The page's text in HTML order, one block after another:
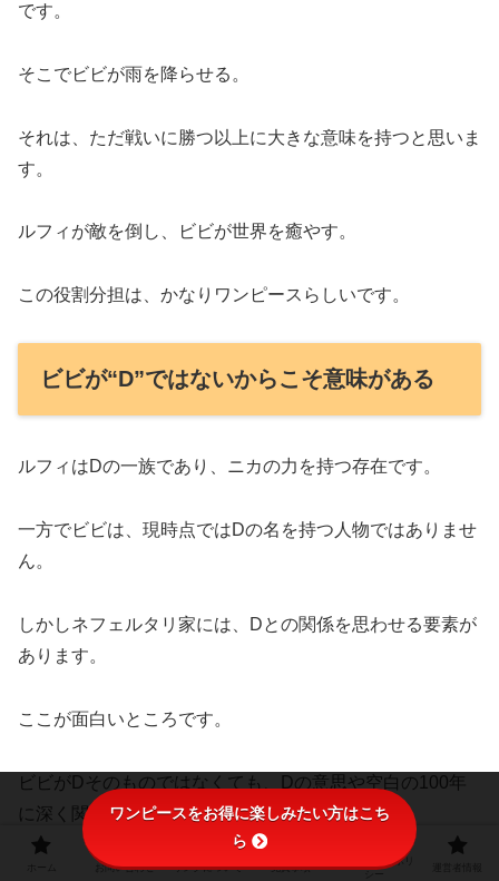
です。
そこでビビが雨を降らせる。
それは、ただ戦いに勝つ以上に大きな意味を持つと思いま
す。
ルフィが敵を倒し、ビビが世界を癒やす。
この役割分担は、かなりワンピースらしいです。
ビビが“D”ではないからこそ意味がある
ルフィはDの一族であり、ニカの力を持つ存在です。
一方でビビは、現時点ではDの名を持つ人物ではありませ
ん。
しかしネフェルタリ家には、Dとの関係を思わせる要素が
あります。
ここが面白いところです。
ビビがDそのものではなくても、Dの意思や空白の100年
に深く関わる一族の末裔である可能性は高い。
つまりビビは、Dの一族とは別のルートで世界の秘密に近
お問い合わせ リンクについて 免責事項
プライバシーポリ
ワンピースをお得に楽しみたい方はこち
ら